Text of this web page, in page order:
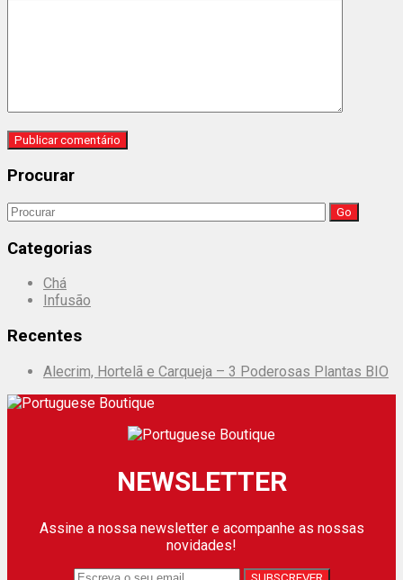
Procurar
Search
for:
Categorias
Chá
Infusão
Recentes
Alecrim, Hortelã e Carqueja – 3 Poderosas Plantas BIO
NEWSLETTER
Assine a nossa newsletter e acompanhe as nossas
novidades!